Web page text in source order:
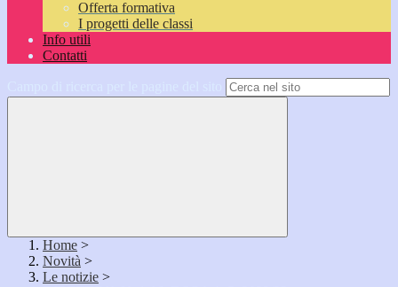
Offerta formativa
I progetti delle classi
Info utili
Contatti
Home >
Novità >
Le notizie >